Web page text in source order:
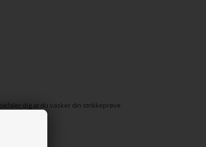
dig at du vasker din strikkeprøve.